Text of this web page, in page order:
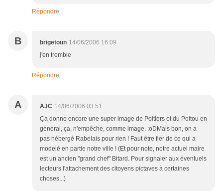
Répondre
B brigetoun 14/06/2006 16:09
j'en tremble
Répondre
A AJC 14/06/2006 03:51
Ça donne encore une super image de Poitiers et du Poitou en
général, ça, n'empêche, comme image. :oDMais bon, on a
pas hébergé Rabelais pour rien ! Faut être fier de ce qui a
modelé en partie notre ville ! (Et pour note, notre actuel maire
est un ancien "grand chef" Bitard. Pour signaler aux éventuels
lecteurs l'attachement des citoyens pictaves à certaines
choses...)